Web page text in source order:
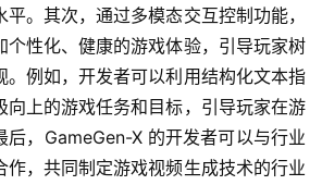
。其次，通过多模态交互控制功能，
个性化、健康的游戏体验，引导玩家树
。例如，开发者可以利用结构化文本指
向上的游戏任务和目标，引导玩家在游
后，GameGen-X 的开发者可以与行业
作，共同制定游戏视频生成技术的行业